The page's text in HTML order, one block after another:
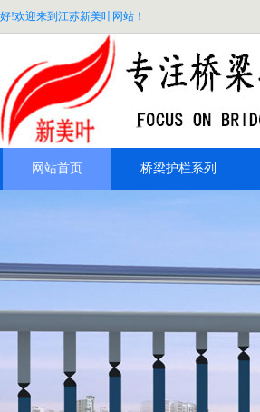
好!欢迎来到江苏新美叶网站！
网站首页 桥梁护栏系列